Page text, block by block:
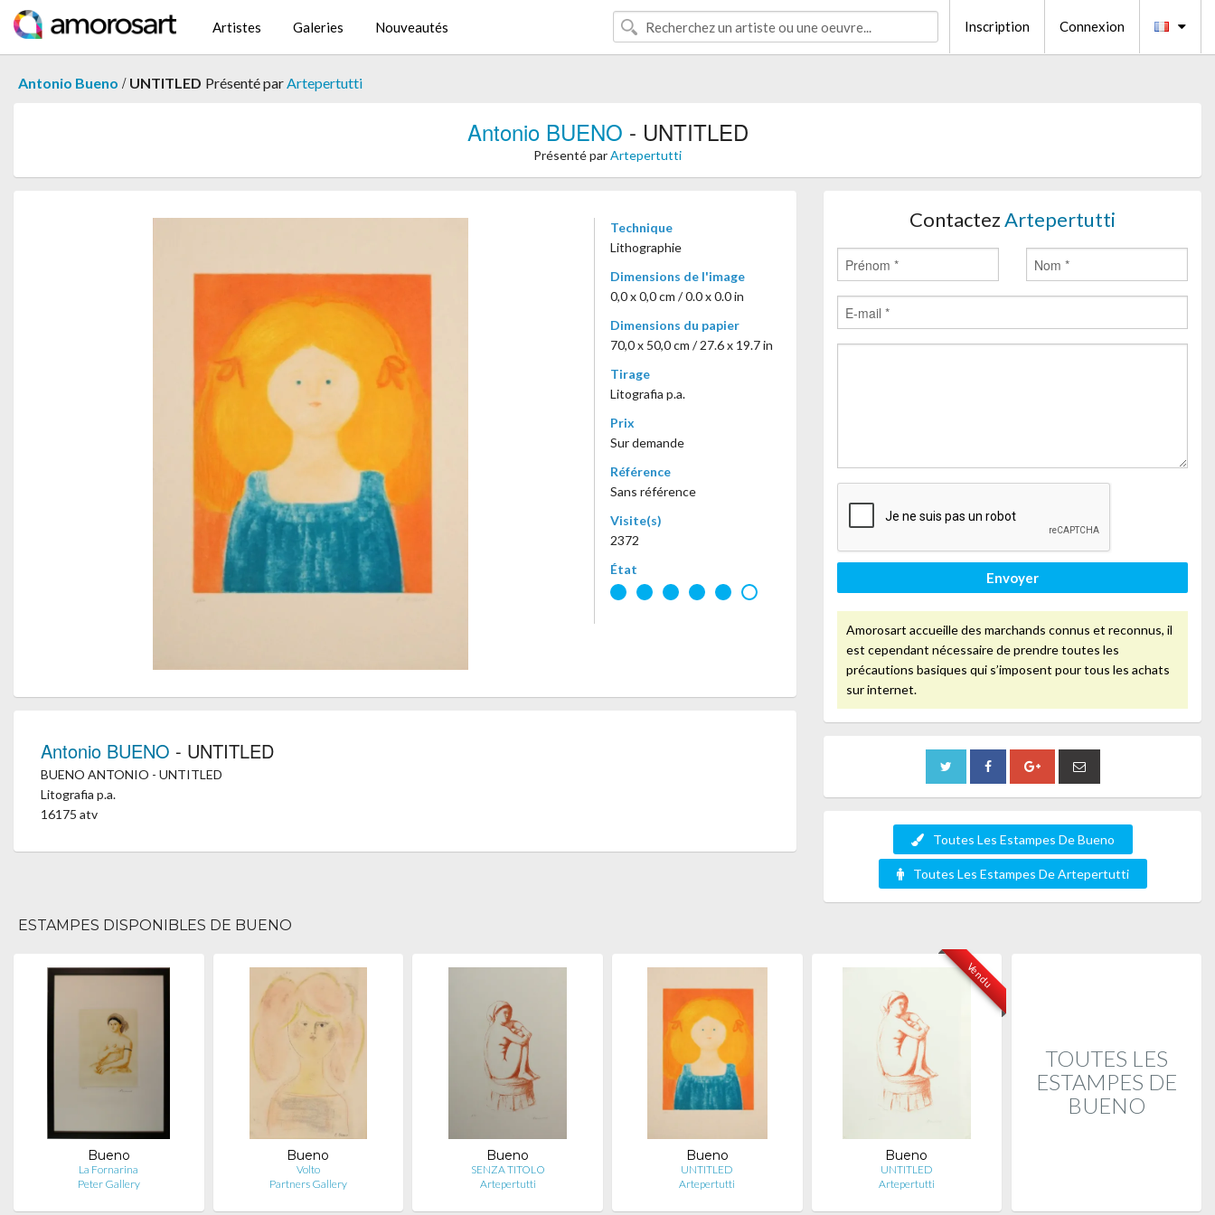
Artistes Galeries Nouveautés Inscription Connexion
Antonio Bueno / UNTITLED Présenté parArtepertutti
Antonio BUENO - UNTITLED
Présenté parArtepertutti
Technique
Lithographie
Dimensions de l'image
0,0 x 0,0 cm / 0.0 x 0.0 in
Dimensions du papier
70,0 x 50,0 cm / 27.6 x 19.7 in
Tirage
Litografia p.a.
Prix
Sur demande
Référence
Sans référence
Visite(s)
2372
État
Antonio BUENO - UNTITLED
BUENO ANTONIO - UNTITLED
Litografia p.a.
16175 atv
ContactezArtepertutti
Envoyer
Amorosart accueille des marchands connus et reconnus, il
est cependant nécessaire de prendre toutes les
précautions basiques qui s’imposent pour tous les achats
sur internet.
Toutes Les Estampes De Bueno
Toutes Les Estampes De Artepertutti
ESTAMPES DISPONIBLES DE BUENO
Bueno
La Fornarina
Peter Gallery
Bueno
Volto
Partners Gallery
Bueno
SENZA TITOLO
Artepertutti
Bueno
UNTITLED
Artepertutti
Vendu
Bueno
UNTITLED
Artepertutti
TOUTES LES
ESTAMPES DE
BUENO